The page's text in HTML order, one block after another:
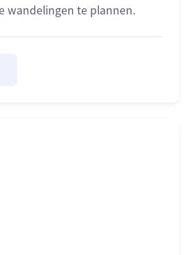
wandelingen te plannen.